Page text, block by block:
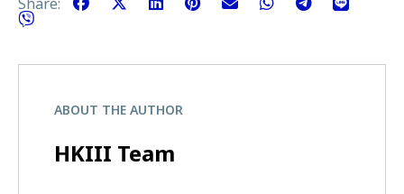
ABOUT THE AUTHOR
HKIII Team